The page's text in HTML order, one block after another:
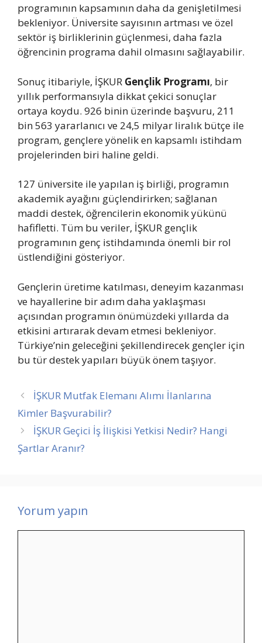
programının kapsamının daha da genişletilmesi
bekleniyor. Üniversite sayısının artması ve özel
sektör iş birliklerinin güçlenmesi, daha fazla
öğrencinin programa dahil olmasını sağlayabilir.
Sonuç itibariyle, İŞKUR Gençlik Programı, bir
yıllık performansıyla dikkat çekici sonuçlar
ortaya koydu. 926 binin üzerinde başvuru, 211
bin 563 yararlanıcı ve 24,5 milyar liralık bütçe ile
program, gençlere yönelik en kapsamlı istihdam
projelerinden biri haline geldi.
127 üniversite ile yapılan iş birliği, programın
akademik ayağını güçlendirirken; sağlanan
maddi destek, öğrencilerin ekonomik yükünü
hafifletti. Tüm bu veriler, İŞKUR gençlik
programının genç istihdamında önemli bir rol
üstlendiğini gösteriyor.
Gençlerin üretime katılması, deneyim kazanması
ve hayallerine bir adım daha yaklaşması
açısından programın önümüzdeki yıllarda da
etkisini artırarak devam etmesi bekleniyor.
Türkiye’nin geleceğini şekillendirecek gençler için
bu tür destek yapıları büyük önem taşıyor.
İŞKUR Mutfak Elemanı Alımı İlanlarına
Kimler Başvurabilir?
İŞKUR Geçici İş İlişkisi Yetkisi Nedir? Hangi
Şartlar Aranır?
Yorum yapın